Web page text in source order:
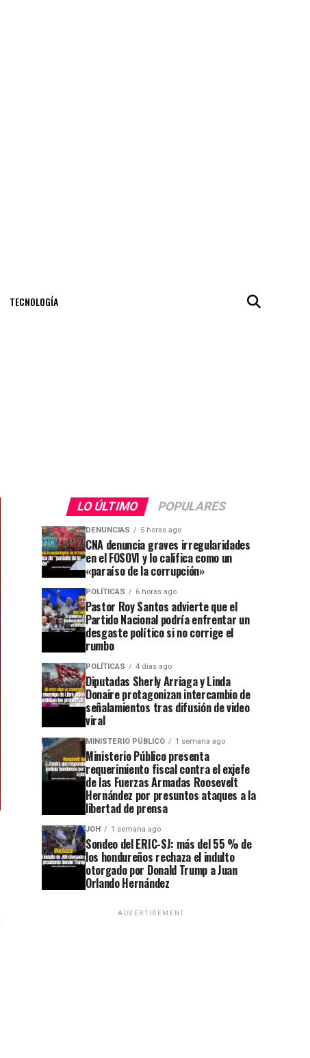
TECNOLOGÍA
LO ÚLTIMO POPULARES
DENUNCIAS 5 horas ago
CNA denuncia graves irregularidades
en el FOSOVI y lo califica como un
«paraíso de la corrupción»
POLÍTICAS 6 horas ago
Pastor Roy Santos advierte que el
Partido Nacional podría enfrentar un
desgaste político si no corrige el
rumbo
POLÍTICAS 4 días ago
Diputadas Sherly Arriaga y Linda
Donaire protagonizan intercambio de
señalamientos tras difusión de video
viral
MINISTERIO PÚBLICO 1 semana ago
Ministerio Público presenta
requerimiento fiscal contra el exjefe
de las Fuerzas Armadas Roosevelt
Hernández por presuntos ataques a la
libertad de prensa
JOH 1 semana ago
Sondeo del ERIC-SJ: más del 55 % de
los hondureños rechaza el indulto
otorgado por Donald Trump a Juan
Orlando Hernández
ADVERTISEMENT